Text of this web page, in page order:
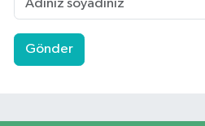
Gönder